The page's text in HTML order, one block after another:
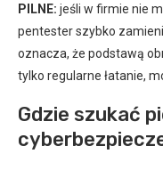
PILNE: jeśli w firmie nie
pentester szybko
oznacza, że podstawą
tylko regularne łatanie,
Gdzie szukać